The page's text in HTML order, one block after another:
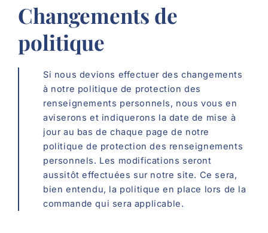
Changements de
politique
Si nous devions effectuer des changements
à notre politique de protection des
renseignements personnels, nous vous en
aviserons et indiquerons la date de mise à
jour au bas de chaque page de notre
politique de protection des renseignements
personnels. Les modifications seront
aussitôt effectuées sur notre site. Ce sera,
bien entendu, la politique en place lors de la
commande qui sera applicable.